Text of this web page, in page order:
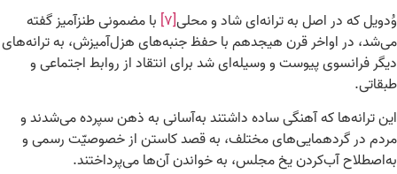
وُدویل که در اصل به ترانه‌ای شاد و محلی[۷]
با مضمونی طنزآمیز گفته
می‌شد، در اواخر قرن هیجدهم با حفظ جنبه‌های هزل‌آمیزش، به ترانه‌های
دیگر فرانسوی پیوست و وسیله‌ای شد برای انتقاد از روابط اجتماعی و
طبقاتی.
این ترانه‌ها که آهنگی ساده داشتند به‌آسانی به ذهن سپرده می‌شدند و
مردم در گردهمایی‌های مختلف، به قصد کاستن از خصوصیّت رسمی و
به‌اصطلاح آب‌کردن یخ مجلس، به خواندن آن‌ها می‌پرداختند.